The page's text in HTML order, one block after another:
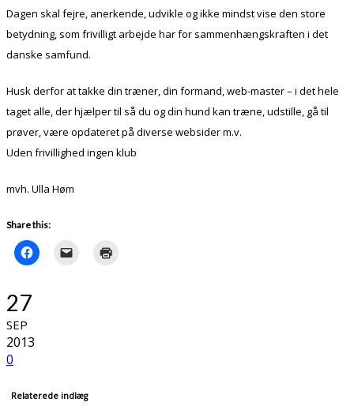
Dagen skal fejre, anerkende, udvikle og ikke mindst vise den store
betydning, som frivilligt arbejde har for sammenhængskraften i det
danske samfund.
Husk derfor at takke din træner, din formand, web-master – i det hele
taget alle, der hjælper til så du og din hund kan træne, udstille, gå til
prøver, være opdateret på diverse websider m.v.
Uden frivillighed ingen klub
mvh. Ulla Høm
Share this:
27
SEP
2013
0
Relaterede indlæg